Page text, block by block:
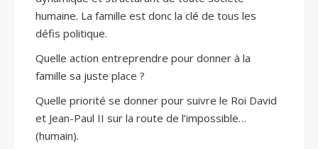
humaine. La famille est donc la clé de tous les
défis politique.
Quelle action entreprendre pour donner à la
famille sa juste place ?
Quelle priorité se donner pour suivre le Roi David
et Jean-Paul II sur la route de l’impossible…
(humain).